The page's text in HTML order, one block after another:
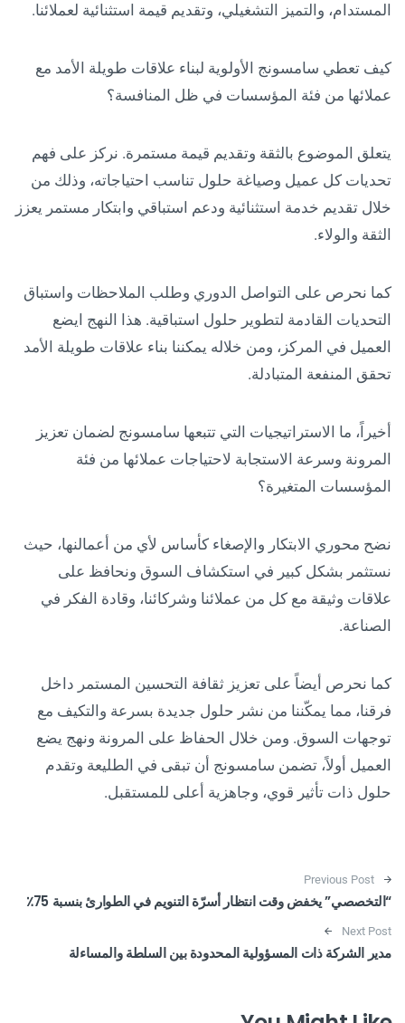
المستدام، والتميز التشغيلي، وتقديم قيمة استثنائية لعملائنا.
كيف تعطي سامسونج الأولوية لبناء علاقات طويلة الأمد مع
عملائها من فئة المؤسسات في ظل المنافسة؟
يتعلق الموضوع بالثقة وتقديم قيمة مستمرة. نركز على فهم
تحديات كل عميل وصياغة حلول تناسب احتياجاته، وذلك من
خلال تقديم خدمة استثنائية ودعم استباقي وابتكار مستمر يعزز
الثقة والولاء.
كما نحرص على التواصل الدوري وطلب الملاحظات واستباق
التحديات القادمة لتطوير حلول استباقية. هذا النهج ايضع
العميل في المركز، ومن خلاله يمكننا بناء علاقات طويلة الأمد
تحقق المنفعة المتبادلة.
أخيراً، ما الاستراتيجيات التي تتبعها سامسونج لضمان تعزيز
المرونة وسرعة الاستجابة لاحتياجات عملائها من فئة
المؤسسات المتغيرة؟
نضح محوري الابتكار والإصغاء كأساس لأي من أعمالنها، حيث
نستثمر بشكل كبير في استكشاف السوق ونحافظ على
علاقات وثيقة مع كل من عملائنا وشركائنا، وقادة الفكر في
الصناعة.
كما نحرص أيضاً على تعزيز ثقافة التحسين المستمر داخل
فرقنا، مما يمكّننا من نشر حلول جديدة بسرعة والتكيف مع
توجهات السوق. ومن خلال الحفاظ على المرونة ونهج يضع
العميل أولاً، تضمن سامسونج أن تبقى في الطليعة وتقدم
حلول ذات تأثير قوي، وجاهزية أعلى للمستقبل.
Post navigation
Previous Post
“التخصصي” يخفض وقت انتظار أسرّة التنويم في الطوارئ بنسبة 75٪
Next Post
مدير الشركة ذات المسؤولية المحدودة بين السلطة والمساءلة